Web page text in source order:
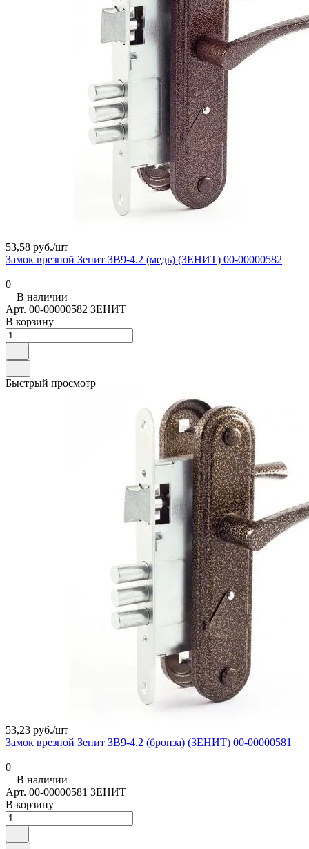
53,58 руб./шт
Замок врезной Зенит ЗВ9-4.2 (медь) (ЗЕНИТ) 00-00000582
0
В наличии
Арт. 00-00000582 ЗЕНИТ
В корзину
Быстрый просмотр
53,23 руб./шт
Замок врезной Зенит ЗВ9-4.2 (бронза) (ЗЕНИТ) 00-00000581
0
В наличии
Арт. 00-00000581 ЗЕНИТ
В корзину